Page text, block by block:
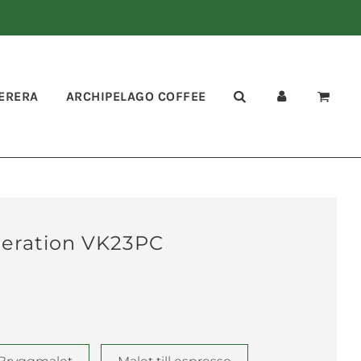
ARCHIPELAGO COFFEE
VK23PC